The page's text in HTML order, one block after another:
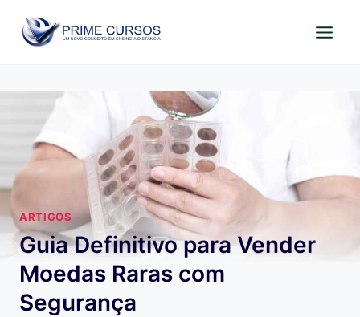
para
ARTIGOS
Guia Definitivo para Vender
Moedas Raras com
Segurança